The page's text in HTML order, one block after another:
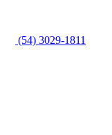
(54) 3029-1811